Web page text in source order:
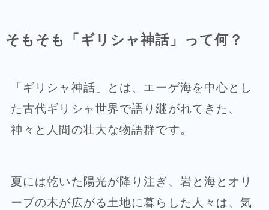
そもそも「ギリシャ神話」って何？
「ギリシャ神話」とは、エーゲ海を中心とし
た古代ギリシャ世界で語り継がれてきた、
神々と人間の壮大な物語群です。
夏には乾いた陽光が降り注ぎ、岩と海とオリ
ーブの木が広がる土地に暮らした人々は、気